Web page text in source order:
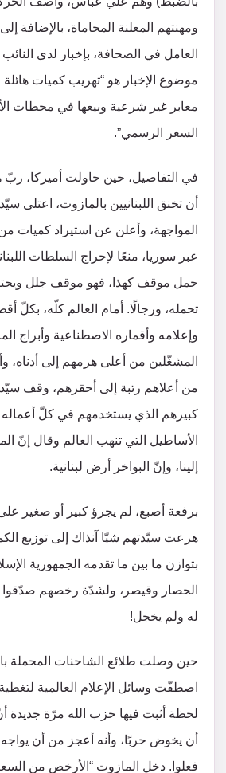
ومهنتهم المعلنة المحاماة، بالإضافة
العامل في الصحافة، بإخبار لدى النائب
موضوع الإخبار هو “تهريب كميات
معابر غير شرعية وبيعها في محطات
السعر الرسمي”.
في التفاصيل، حين حاولت أميركا، ربّ
أن تخنق اللبنانيين بالمازوت، اعتلى
المواجهة، وأعلن عن استيراد كميات من
عبر سوريا، منعًا لإحراج السلطات
حمل موقف كهذا، فهو موقف جلل
تحمله، ورجالًا. أمام العالم كلّه، بكلّ
وإعلامه وأقماره الاصطناعية وأبراج
المشغّلين من أعلى هرمهم إلى أدناه،
من أعلاهم رتبة إلى أحقرهم، وقف
كبيرهم الذي يستخدمهم في كلّ أعماله
الأساطيل التي تنهب العالم وقال إنّ
إلينا، وإنّ البواخر أرض لبنانية.
برفعة أصبع، لم يجرؤ كبير أو صغير
هرعت سيّدتهم شيّا آنذاك إلى توزيع
بتوازن ما بين ما تقدمه الجمهورية
الحصار وقيصر، ولشدّة رخصهم صدّقوا
له ولم يخجل!
حين وصلت طلائع الشاحنات المحملة
اصطفّت وسائل الإعلام العالمية
لحظة أثبت فيها حزب الله مرّة جديدة
أن يخوض حربًا، وأنه أعجز من أن يواجه
فعلوا. دخل المازوت “الأرخص من